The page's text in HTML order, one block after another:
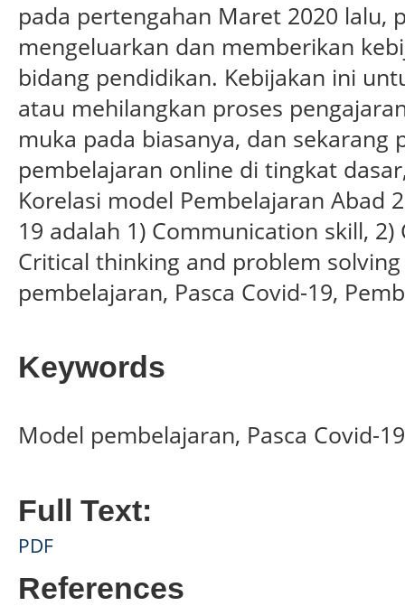
pada pertengahan Maret 2020 lalu,
mengeluarkan dan memberikan
bidang pendidikan. Kebijakan ini
atau mehilangkan proses
muka pada biasanya, dan
pembelajaran online di tingkat
Korelasi model Pembelajaran Abad
19 adalah 1) Communication skill,
Critical thinking and problem
pembelajaran, Pasca Covid-19,
Keywords
Model pembelajaran, Pasca Covid-
Full Text:
PDF
References